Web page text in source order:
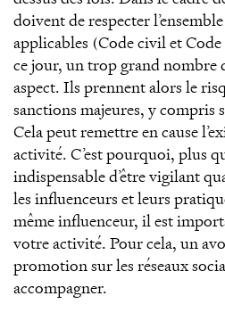
doivent de respecter
applicables (Code civil et
ce jour, un trop grand nombre
aspect. Ils prennent alors le
sanctions majeures, y compris
Cela peut remettre en cause
activité. C’est pourquoi, plus
indispensable d’être vigilant
les influenceurs et leurs
même influenceur, il est
votre activité. Pour cela, un
promotion sur les réseaux
accompagner.